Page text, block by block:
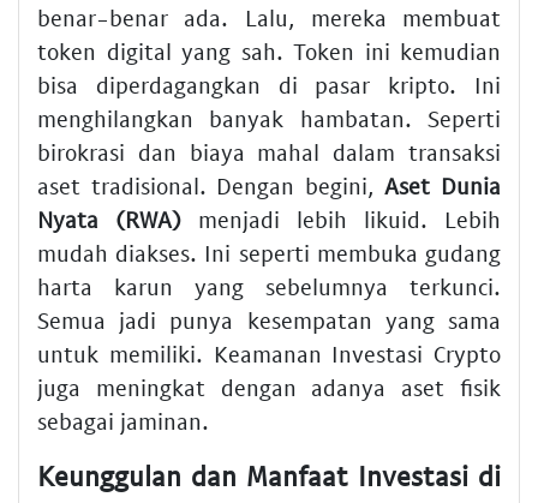
benar-benar ada. Lalu, mereka membuat
token digital yang sah. Token ini kemudian
bisa diperdagangkan di pasar kripto. Ini
menghilangkan banyak hambatan. Seperti
birokrasi dan biaya mahal dalam transaksi
aset tradisional. Dengan begini,Aset Dunia
Nyata (RWA) menjadi lebih likuid. Lebih
mudah diakses. Ini seperti membuka gudang
harta karun yang sebelumnya terkunci.
Semua jadi punya kesempatan yang sama
untuk memiliki. Keamanan Investasi Crypto
juga meningkat dengan adanya aset fisik
sebagai jaminan.
Keunggulan dan Manfaat Investasi di